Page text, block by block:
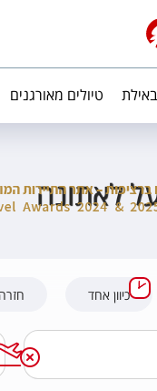
טיולים מאורגנים
לאתונה
כיוון אחד